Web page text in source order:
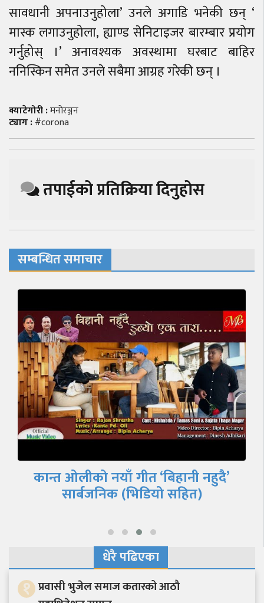
सावधानी अपनाउनुहोला’ उनले अगाडि भनेकी छन् ‘
मास्क लगाउनुहोला, ह्याण्ड सेनिटाइजर बारम्बार प्रयोग
गर्नुहोस् ।’ अनावश्यक अवस्थामा घरबाट बाहिर
ननिस्किन समेत उनले सबैमा आग्रह गरेकी छन् ।
क्याटेगोरी :मनाेरञ्जन
ट्याग :#corona
तपाईको प्रतिक्रिया दिनुहोस
सम्बन्धित समाचार
‘पूर्णबहादुरको सारङ्गी’
धेरै पढिएका
१ प्रवासी भुजेल समाज कतारको आठाै